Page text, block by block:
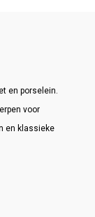
en porselein.
voor
en klassieke